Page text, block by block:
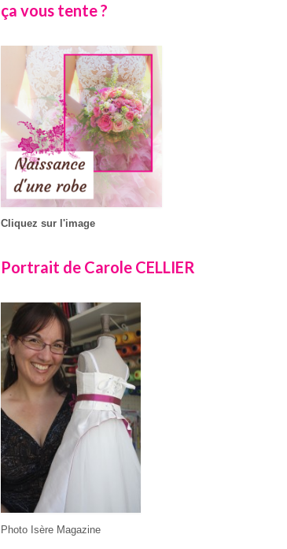
ça vous tente ?
Cliquez sur l'image
Portrait de Carole CELLIER
Photo Isère Magazine